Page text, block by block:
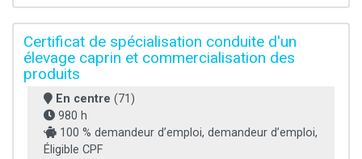
Certificat de spécialisation conduite d'un
élevage caprin et commercialisation des
produits
En centre (71)
980 h
100 % demandeur d’emploi, demandeur d’emploi,
Éligible CPF